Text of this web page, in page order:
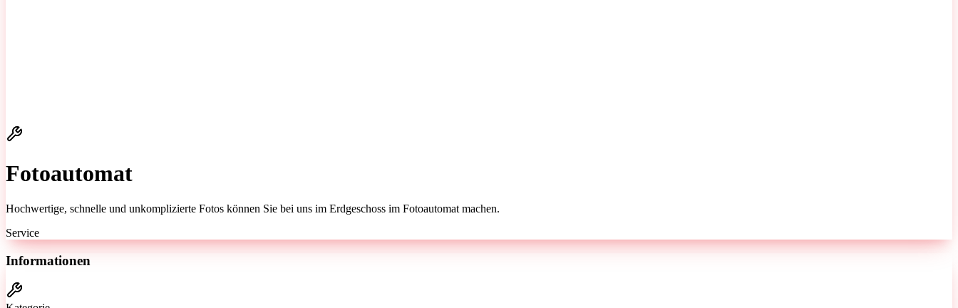
Fotoautomat
Hochwertige, schnelle und unkomplizierte Fotos können Sie bei uns im Erdgeschoss im Fotoautomat machen.
Service
Informationen